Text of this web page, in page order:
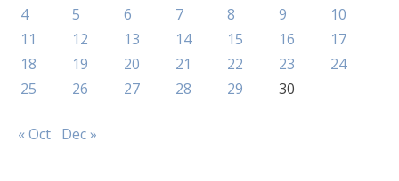
4
5 6 7 8 9
10
11
12 13 14 15 16
17
18
19 20 21 22 23
24
25
26 27 28 29 30
« Oct Dec »